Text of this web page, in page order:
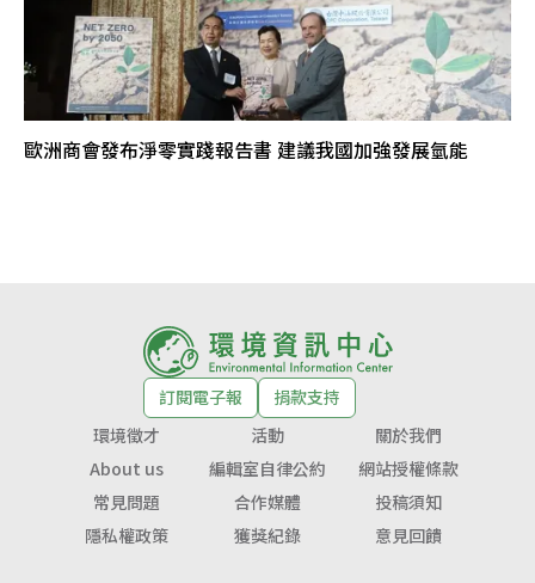
歐洲商會發布淨零實踐報告書 建議我國加強發展氫能
訂閱電子報
捐款支持
環境徵才
活動
關於我們
About us
編輯室自律公約
網站授權條款
常見問題
合作媒體
投稿須知
隱私權政策
獲獎紀錄 意見回饋